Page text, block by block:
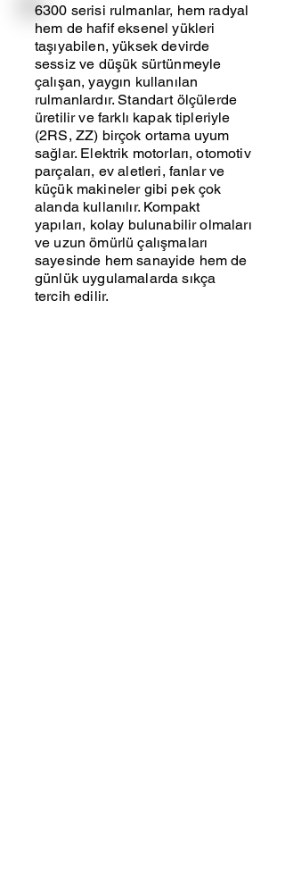
6300 serisi rulmanlar, hem radyal
hem de hafif eksenel yükleri
taşıyabilen, yüksek devirde
sessiz ve düşük sürtünmeyle
çalışan, yaygın kullanılan
rulmanlardır. Standart ölçülerde
üretilir ve farklı kapak tipleriyle
(2RS, ZZ) birçok ortama uyum
sağlar. Elektrik motorları, otomotiv
parçaları, ev aletleri, fanlar ve
küçük makineler gibi pek çok
alanda kullanılır. Kompakt
yapıları, kolay bulunabilir olmaları
ve uzun ömürlü çalışmaları
sayesinde hem sanayide hem de
günlük uygulamalarda sıkça
tercih edilir.